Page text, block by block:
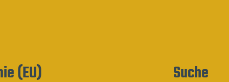
(EU) Suche